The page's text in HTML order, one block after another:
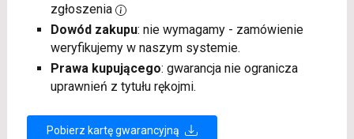
zgłoszenia
Dowód zakupu: nie wymagamy - zamówienie
weryfikujemy w naszym systemie.
Prawa kupującego: gwarancja nie ogranicza
uprawnień z tytułu rękojmi.
Pobierz kartę gwarancyjną